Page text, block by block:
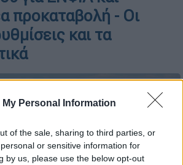
My Personal Information
of the sale, sharing to third parties, or
or sensitive information for
by us, please use the below opt-out
προκαταβολή - Οι
και τα